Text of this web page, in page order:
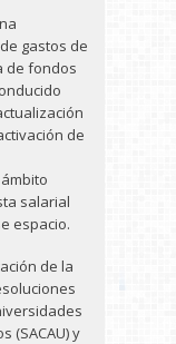
gastos de
de fondos
de
salarial
espacio.
de la
(SACAU) y